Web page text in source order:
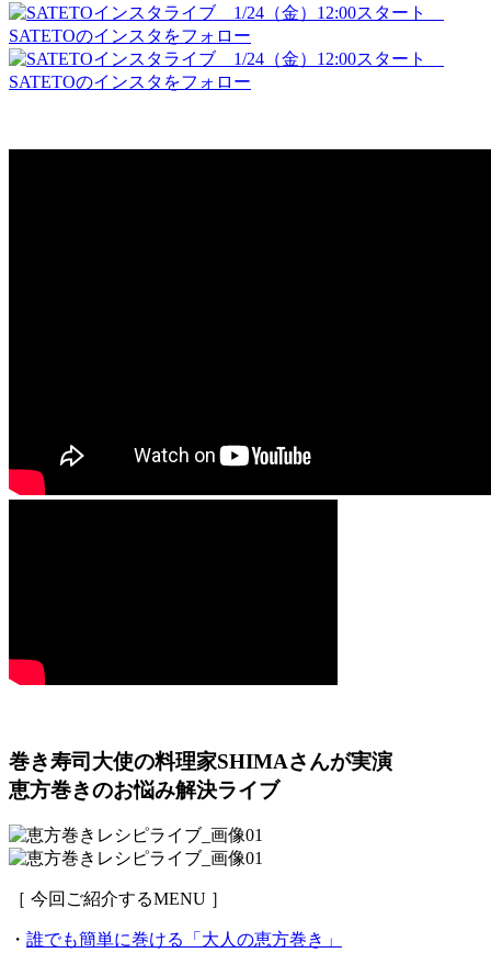
巻き寿司大使の料理家SHIMAさんが実演
恵方巻きのお悩み解決ライブ
［ 今回ご紹介するMENU ］
・ 誰でも簡単に巻ける「大人の恵方巻き」